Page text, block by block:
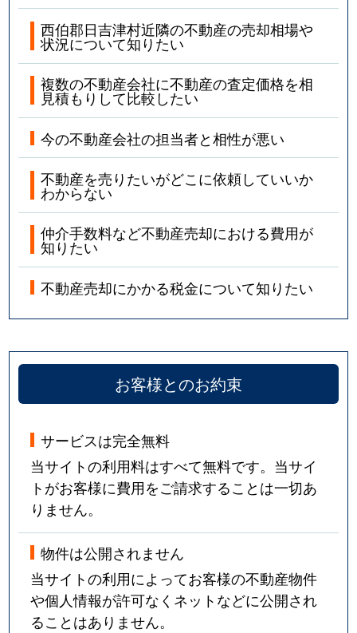
西伯郡日吉津村近隣の不動産の売却相場や
状況について知りたい
複数の不動産会社に不動産の査定価格を相
見積もりして比較したい
今の不動産会社の担当者と相性が悪い
不動産を売りたいがどこに依頼していいか
わからない
仲介手数料など不動産売却における費用が
知りたい
不動産売却にかかる税金について知りたい
お客様とのお約束
サービスは完全無料
当サイトの利用料はすべて無料です。当サイ
トがお客様に費用をご請求することは一切あ
りません。
物件は公開されません
当サイトの利用によってお客様の不動産物件
や個人情報が許可なくネットなどに公開され
ることはありません。